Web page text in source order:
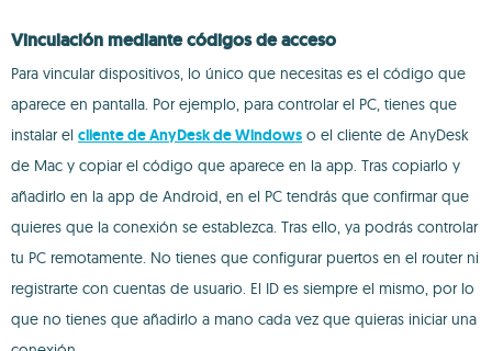
Vinculación mediante códigos de acceso
Para vincular dispositivos, lo único que necesitas es el código que
aparece en pantalla. Por ejemplo, para controlar el PC, tienes que
instalar el cliente de AnyDesk de Windows o el cliente de AnyDesk
de Mac y copiar el código que aparece en la app. Tras copiarlo y
añadirlo en la app de Android, en el PC tendrás que confirmar que
quieres que la conexión se establezca. Tras ello, ya podrás controlar
tu PC remotamente. No tienes que configurar puertos en el router ni
registrarte con cuentas de usuario. El ID es siempre el mismo, por lo
que no tienes que añadirlo a mano cada vez que quieras iniciar una